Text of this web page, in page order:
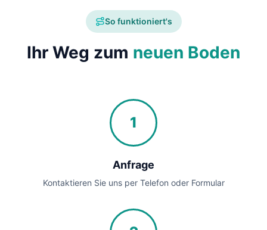
So funktioniert's
Ihr Weg zum neuen Boden
1
Anfrage
Kontaktieren Sie uns per Telefon oder Formular